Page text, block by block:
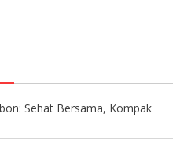
Sehat Bersama, Kompak